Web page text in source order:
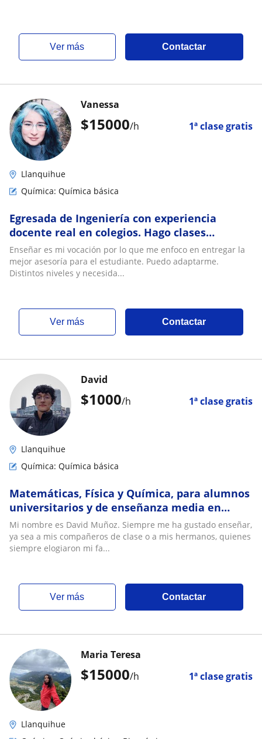
ver más Contactar
$15000/h 1ª clase gratis
Vanessa
Llanquihue
Química: Química básica
Egresada de Ingeniería con experiencia
docente real en colegios. Hago clases
particulares de matemáticas química física
biología
Enseñar es mi vocación por lo que me enfoco en entregar la
mejor asesoría para el estudiante. Puedo adaptarme.
Distintos niveles y necesida...
ver más Contactar
$1000/h 1ª clase gratis
David
Llanquihue
Química: Química básica
Matemáticas, Física y Química, para alumnos
universitarios y de enseñanza media en
Puerto Montt y modalidad online. Estudiante
uni
Mi nombre es David Muñoz. Siempre me ha gustado enseñar,
ya sea a mis compañeros de clase o a mis hermanos, quienes
siempre elogiaron mi fa...
ver más Contactar
$15000/h 1ª clase gratis
Maria Teresa
Llanquihue